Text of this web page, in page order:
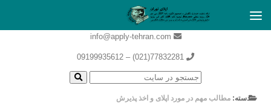
دسته:مطالب مهم در مورد اپلای و اخذ پذیرش